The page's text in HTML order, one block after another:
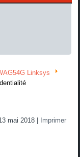
Linksys
mai 2018
Imprimer